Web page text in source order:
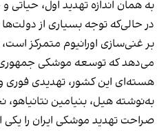
به همان اندازه تهدید اول،
در حالی‌که توجه بسیاری از
بر غنی‌سازی اورانیوم متمرکز
می‌دهد که توسعه موشکی جمهوری
هسته‌ای این کشور، تهدیدی فوری
به‌نوشته هیل، بنیامین
صراحت تهدید موشکی ایران را یکی